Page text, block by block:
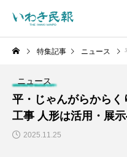
特集記事 ニュース
ニュース
平・じゃんがらから
工事 人形は活用・展
2025.11.25